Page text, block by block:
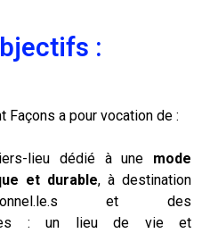
:
Façons a pour vocation de :
lieu dédié à une mode
et durable, à destination
et des
: un lieu de vie et